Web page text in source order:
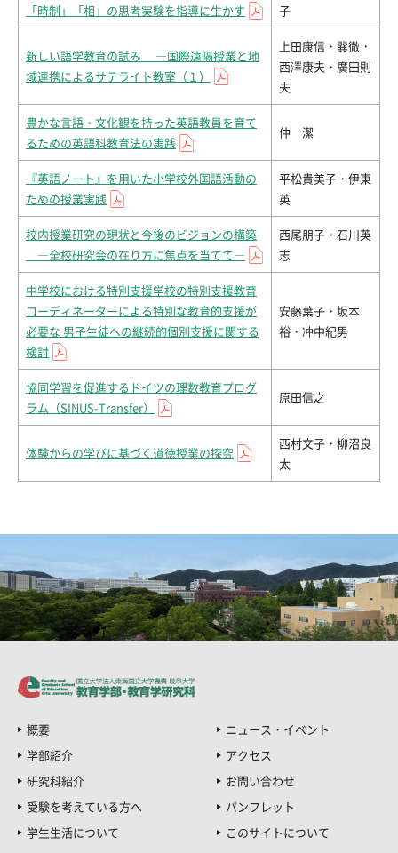
「時制」「相」の思考実験を指導に生かす
子
新しい語学教育の試み ―国際遠隔授業と地
域連携によるサテライト教室（１）
上田康信・巽徹・
西澤康夫・廣田則
夫
豊かな言語・文化観を持った英語教員を育て
るための英語科教育法の実践
仲 潔
『英語ノート』を用いた小学校外国語活動の
ための授業実践
平松貴美子・伊東
英
校内授業研究の現状と今後のビジョンの構築
―全校研究会の在り方に焦点を当てて―
西尾朋子・石川英
志
中学校における特別支援学校の特別支援教育
コーディネーターによる特別な教育的支援が
必要な 男子生徒への継続的個別支援に関する
検討
安藤葉子・坂本
裕・冲中紀男
協同学習を促進するドイツの理数教育プログ
ラム（SINUS-Transfer）
原田信之
体験からの学びに基づく道徳授業の探究
西村文子・柳沼良
太
概要
学部紹介
研究科紹介
受験を考えている方へ
学生生活について
ニュース・イベント
アクセス
お問い合わせ
パンフレット
このサイトについて